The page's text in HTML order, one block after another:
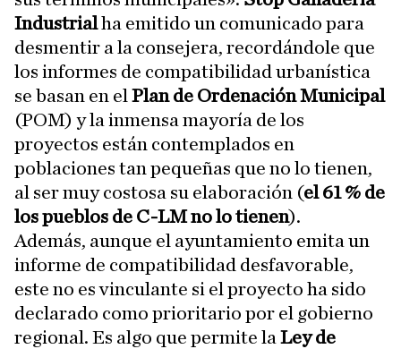
Industrialha emitido un comunicado para
desmentir a la consejera, recordándole que
los informes de compatibilidad urbanística
se basan en el Plan de Ordenación Municipal
(POM) y la inmensa mayoría de los
proyectos están contemplados en
poblaciones tan pequeñas que no lo tienen,
al ser muy costosa su elaboración (el 61 % de
los pueblos de C-LM no lo tienen).
Además, aunque el ayuntamiento emita un
informe de compatibilidad desfavorable,
este no es vinculante si el proyecto ha sido
declarado como prioritario por el gobierno
regional. Es algo que permite la Ley de